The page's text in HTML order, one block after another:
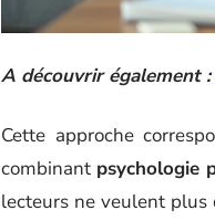
A découvrir également :
Cette approche
combinant psychologie
lecteurs ne veulent plus